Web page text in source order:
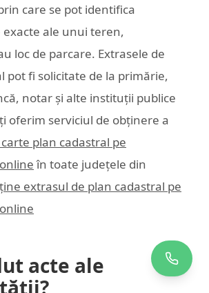
care se pot identifica
ale unui teren,
loc de parcare. Extrasele de
pot fi solicitate de la primărie,
notar și alte instituții publice
oferim serviciul de obținere a
plan cadastral pe
în toate județele din
extrasul de plan cadastral pe
acte ale